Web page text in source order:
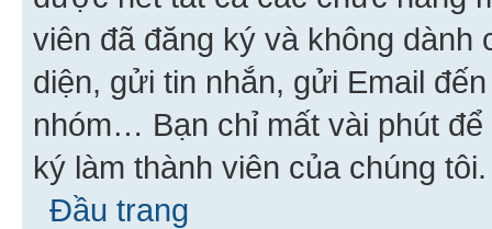
viên đã đăng ký và không
diện, gửi tin nhắn, gửi Email
nhóm… Bạn chỉ mất vài phút
ký làm thành viên của chúng tôi.
Đầu trang